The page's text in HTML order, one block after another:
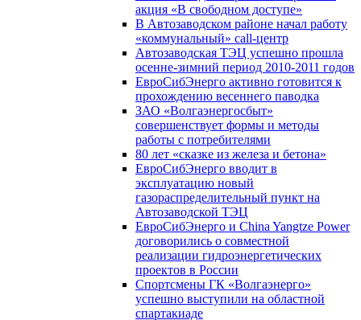
акция «В свободном доступе»
В Автозаводском районе начал работу
«коммунальный» call-центр
Автозаводская ТЭЦ успешно прошла
осенне-зимний период 2010-2011 годов
ЕвроСибЭнерго активно готовится к
прохождению весеннего паводка
ЗАО «Волгаэнергосбыт»
совершенствует формы и методы
работы с потребителями
80 лет «сказке из железа и бетона»
ЕвроСибЭнерго вводит в
эксплуатацию новый
газораспределительный пункт на
Автозаводской ТЭЦ
ЕвроСибЭнерго и China Yangtze Power
договорились о совместной
реализации гидроэнергетических
проектов в России
Спортсмены ГК «Волгаэнерго»
успешно выступили на областной
спартакиаде